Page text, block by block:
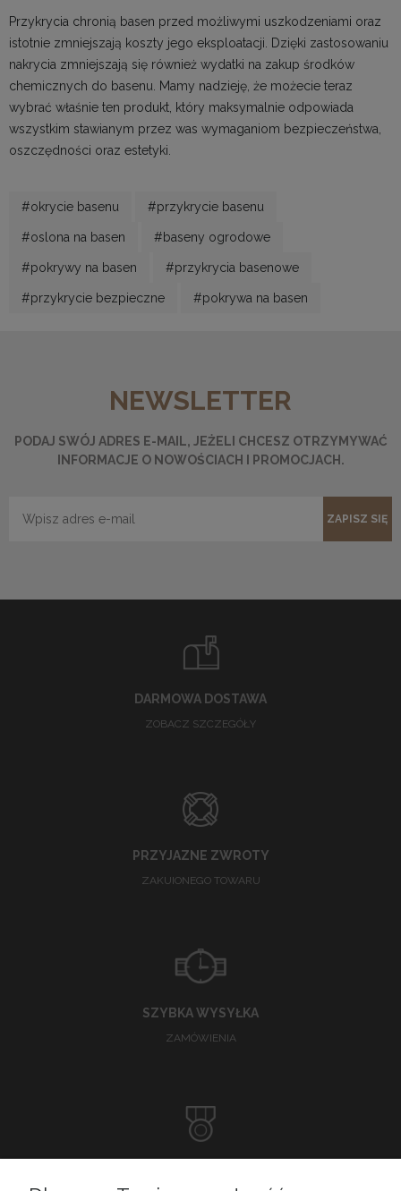
Przykrycia chronią basen przed możliwymi uszkodzeniami oraz
istotnie zmniejszają koszty jego eksploatacji. Dzięki zastosowaniu
nakrycia zmniejszają się również wydatki na zakup środków
chemicznych do basenu. Mamy nadzieję, że możecie teraz
wybrać właśnie ten produkt, który maksymalnie odpowiada
wszystkim stawianym przez was wymaganiom bezpieczeństwa,
oszczędności oraz estetyki.
#okrycie basenu #przykrycie basenu
#oslona na basen #baseny ogrodowe
#pokrywy na basen #przykrycia basenowe
#przykrycie bezpieczne #pokrywa na basen
NEWSLETTER
PODAJ SWÓJ ADRES E-MAIL, JEŻELI CHCESZ OTRZYMYWAĆ
INFORMACJE O NOWOŚCIACH I PROMOCJACH.
ZAPISZ SIĘ
DARMOWA DOSTAWA
ZOBACZ SZCZEGÓŁY
PRZYJAZNE ZWROTY
ZAKUIONEGO TOWARU
SZYBKA WYSYŁKA
ZAMÓWIENIA